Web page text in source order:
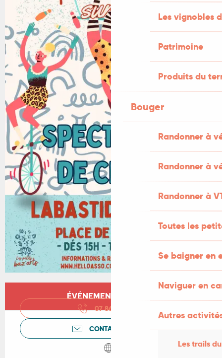
Les vignobles
Patrimoine
Produits du
Bouger
Randonner à
Randonner à
Randonner à
Toutes les
Se baigner en
Naviguer en
Autres
Les trails
Ouverture et coordonnées
ÉVÉNEMENT TERMINÉ
07 86 15 93
CONTACTEZ-NOUS